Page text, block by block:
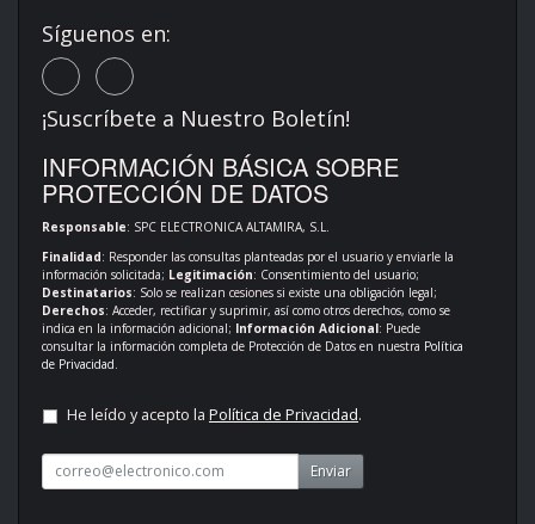
Síguenos en:
¡Suscríbete a Nuestro Boletín!
INFORMACIÓN BÁSICA SOBRE
PROTECCIÓN DE DATOS
Responsable: SPC ELECTRONICA ALTAMIRA, S.L.
Finalidad: Responder las consultas planteadas por el usuario y enviarle la
información solicitada; Legitimación: Consentimiento del usuario;
Destinatarios: Solo se realizan cesiones si existe una obligación legal;
Derechos: Acceder, rectificar y suprimir, así como otros derechos, como se
indica en la información adicional; Información Adicional: Puede
consultar la información completa de Protección de Datos en nuestra Política
de Privacidad
He leído y acepto la Política de Privacidad.
Enviar